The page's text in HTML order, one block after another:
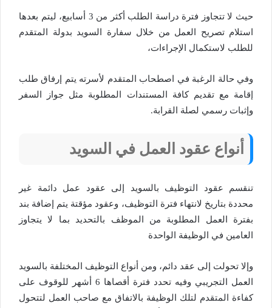
حيث لا تتجاوز فترة دراسة الطلب أكثر من 3 أسابيع، ليتم بعدها
استلام تصريح العمل من خلال سفارة السويد بدولة المتقدم
للطلب لاستكمال الإجراءات،
وفي حالة الرغبة في اصطحاب المتقدم لأسرته يتم إرفاق طلب
إقامة مع تقديم كافة المستندات المطلوبة مثل جواز السفر
وإثبات رسمي لصلة القرابة.
أنواع عقود العمل في السويد
تنقسم عقود التوظيف بالسويد إلى عقود عمل دائمة غير
محددة بتاريخ لانتهاء فترة التوظيف، وعقود مؤقتة يتم إضافة بند
بفترة العمل المطلوبة من الموظف بالتحديد بما لا يتجاوز
العامين في الوظيفة الواحدة
وإلا تحولت إلى عقد دائم، ومن أنواع التوظيف المختلفة بالسويد
العمل التجريبي وفيه تحدد فترة أقصاها 6 أشهر للوقوف على
كفاءة المتقدم لتلك الوظيفة بالاتفاق مع صاحب العمل لتتحول